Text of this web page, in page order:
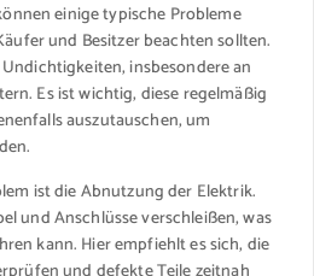
einige typische Probleme
und Besitzer beachten sollten.
insbesondere an
Es ist wichtig, diese regelmäßig
auszutauschen, um
ist die Abnutzung der Elektrik.
und Anschlüsse verschleißen, was
kann. Hier empfiehlt es sich, die